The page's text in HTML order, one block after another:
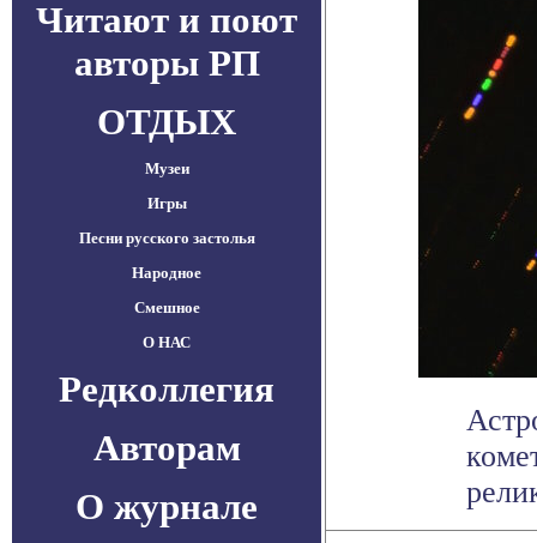
Читают и поют
авторы РП
ОТДЫХ
Музеи
Игры
Песни русского застолья
Народное
Смешное
О НАС
Редколлегия
Авторам
О журнале